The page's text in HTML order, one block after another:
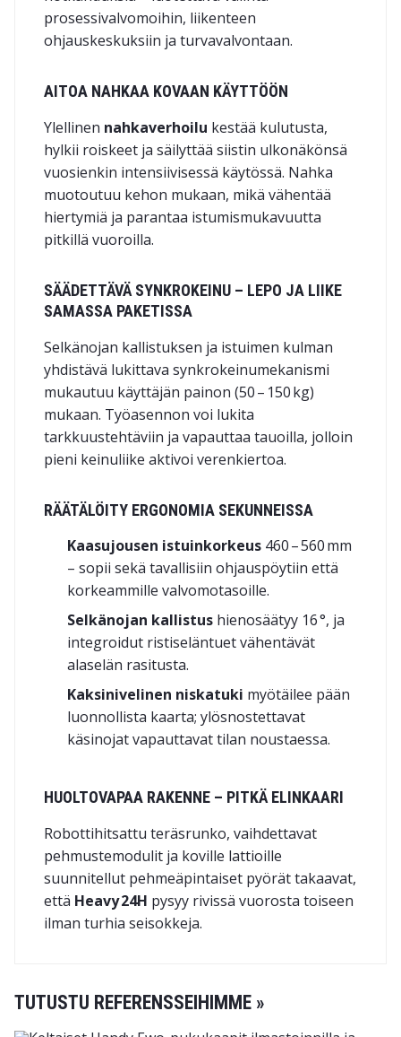
prosessivalvomoihin, liikenteen
ohjauskeskuksiin ja turvavalvontaan.
AITOA NAHKAA KOVAAN KÄYTTÖÖN
Ylellinen nahkaverhoilu kestää kulutusta,
hylkii roiskeet ja säilyttää siistin ulkonäkönsä
vuosienkin intensiivisessä käytössä. Nahka
muotoutuu kehon mukaan, mikä vähentää
hiertymiä ja parantaa istumismukavuutta
pitkillä vuoroilla.
SÄÄDETTÄVÄ SYNKROKEINU – LEPO JA LIIKE
SAMASSA PAKETISSA
Selkänojan kallistuksen ja istuimen kulman
yhdistävä lukittava synkrokeinumekanismi
mukautuu käyttäjän painon (50 – 150 kg)
mukaan. Työasennon voi lukita
tarkkuustehtäviin ja vapauttaa tauoilla, jolloin
pieni keinuliike aktivoi verenkiertoa.
RÄÄTÄLÖITY ERGONOMIA SEKUNNEISSA
Kaasujousen istuinkorkeus460 – 560 mm
– sopii sekä tavallisiin ohjauspöytiin että
korkeammille valvomotasoille.
Selkänojan kallistushienosäätyy 16 °, ja
integroidut ristiseläntuet vähentävät
alaselän rasitusta.
Kaksinivelinen niskatuki myötäilee pään
luonnollista kaarta; ylösnostettavat
käsinojat vapauttavat tilan noustaessa.
HUOLTOVAPAA RAKENNE – PITKÄ ELINKAARI
Robottihitsattu teräsrunko, vaihdettavat
pehmustemodulit ja koville lattioille
suunnitellut pehmeäpintaiset pyörät takaavat,
että Heavy 24H pysyy rivissä vuorosta toiseen
ilman turhia seisokkeja.
TUTUSTU REFERENSSEIHIMME »